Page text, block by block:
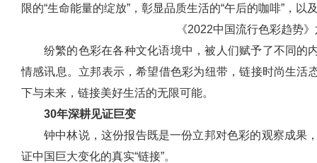
限的“生命能量的绽放”，彰显品质生活的“午后的咖啡”，以
《2022中国流行色彩趋势》
纷繁的色彩在各种文化语境中，被人们赋予了不同的
情感讯息。立邦表示，希望借色彩为纽带，链接时尚生活
下与未来，链接美好生活的无限可能。
30年深耕见证巨变
钟中林说，这份报告既是一份立邦对色彩的观察成果
证中国巨大变化的真实“链接”。